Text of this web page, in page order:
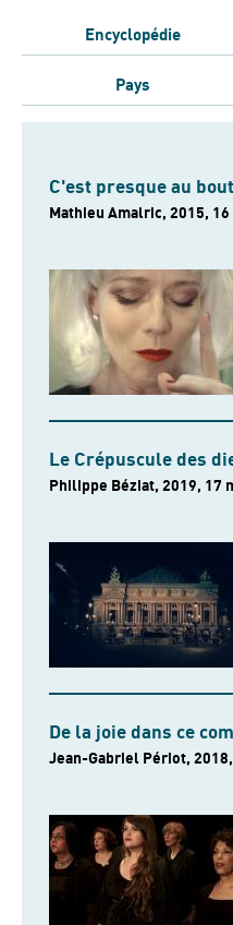
Encyclopédie
Pays
C'est presque au
Mathieu Amalric, 2015, 16
Le Crépuscule des
Philippe Béziat, 2019, 17
De la joie dans ce
Jean-Gabriel Périot,